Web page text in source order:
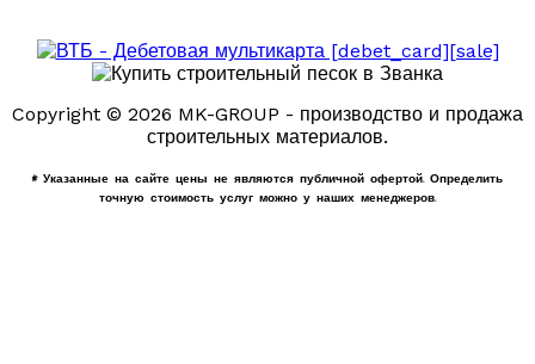
Copyright © 2026 MK-GROUP - производство и продажа
строительных материалов.
* Указанные на сайте цены не являются публичной офертой. Определить
точную стоимость услуг можно у наших менеджеров.